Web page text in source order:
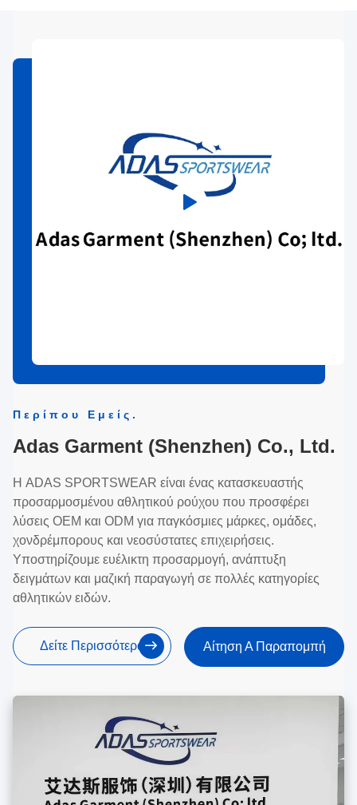
Περίπου Εμείς.
Adas Garment (Shenzhen) Co., Ltd.
Η ADAS SPORTSWEAR είναι ένας κατασκευαστής
προσαρμοσμένου αθλητικού ρούχου που προσφέρει
λύσεις OEM και ODM για παγκόσμιες μάρκες, ομάδες,
χονδρέμπορους και νεοσύστατες επιχειρήσεις.
Υποστηρίζουμε ευέλικτη προσαρμογή, ανάπτυξη
δειγμάτων και μαζική παραγωγή σε πολλές κατηγορίες
αθλητικών ειδών.
Δείτε Περισσότερα Αίτηση Α Παραπομπή